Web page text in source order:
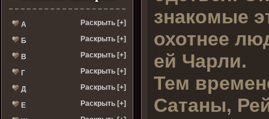
А Раскрыть [+]
Б Раскрыть [+]
В Раскрыть [+]
Г Раскрыть [+]
Д Раскрыть [+]
Е Раскрыть [+]
знакомые
охотнее
ей Чарли.
Тем
Сатаны,